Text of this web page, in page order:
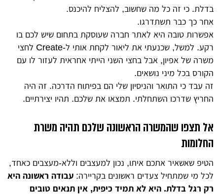
בדלת. כי זה כל מה שחשוב, להצליח להיכנס.
אחר כך כבר תשתדרגו.
אפשרות טובה היא לאתר חברה שעוסקת בתחום שיש לכם בו
רקע. למשל, שכנעתי את ליאור לקחת אותי ל-Create לחצי
משרה של אפיון, אבל בחצי השני הייתי אחראית לעזור לו עם
הקורס בכל מיני נושאים.
זה עבד כי התואר והניסיון שלי הם בפיתוח הדרכה. זה היה
החריץ שדרכו השתחלתי. תמצאו את שלכם. תהיו יצירתיים.
אל תצפו שהמשרה הראשונה שלכם תהיה משרת
החלומות
הטיפ שאשאיר אתכם איתו, נכון למעצבים וללא-מעצבים כאחד,
לכל מי שמתחיל צעדים ראשונים בקריירה: עבודה ראשונה היא
רק רגל בדלת. היא לא תמיד כיפית, אין תנאים טובים